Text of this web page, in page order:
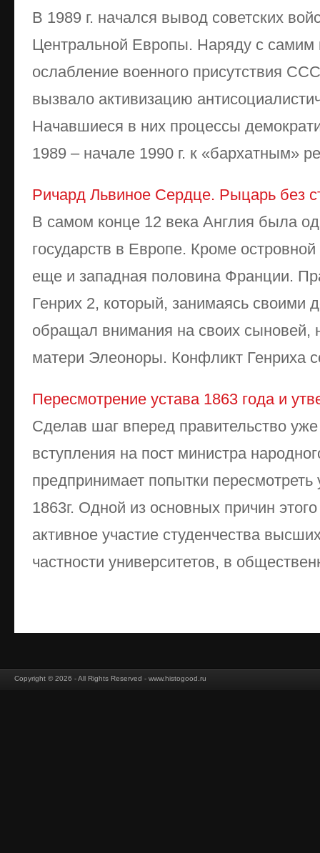
В 1989 г. начался вывод советских
Центральной Европы. Наряду с самим
ослабление военного присутствия
вызвало активизацию
Начавшиеся в них процессы
1989 – начале 1990 г. к «бархатным»
Ричард Львиное Сердце. Рыцарь без
В самом конце 12 века Англия была
государств в Европе. Кроме
еще и западная половина Франции.
Генрих 2, который, занимаясь своими
обращал внимания на своих сыновей,
матери Элеоноры. Конфликт Генриха
Пересмотрение устава 1863 года и
Сделав шаг вперед правительство уже
вступления на пост министра
предпринимает попытки пересмотреть
1863г. Одной из основных причин
активное участие студенчества
частности университетов, в
Copyright © 2026 - All Rights Reserved - www.histogood.ru